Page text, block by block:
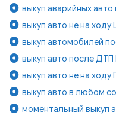
выкуп аварийных
выкуп авто не на ходу
выкуп автомобилей
выкуп авто после
выкуп авто не на ходу
выкуп авто в любом
моментальный выкуп